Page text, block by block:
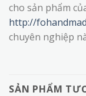
cho sản phẩm
http://
chuyên nghiệp
SẢN PHẨM